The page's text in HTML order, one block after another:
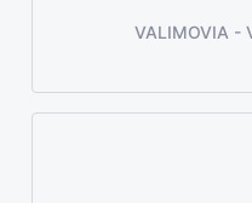
VALIMOVIA -